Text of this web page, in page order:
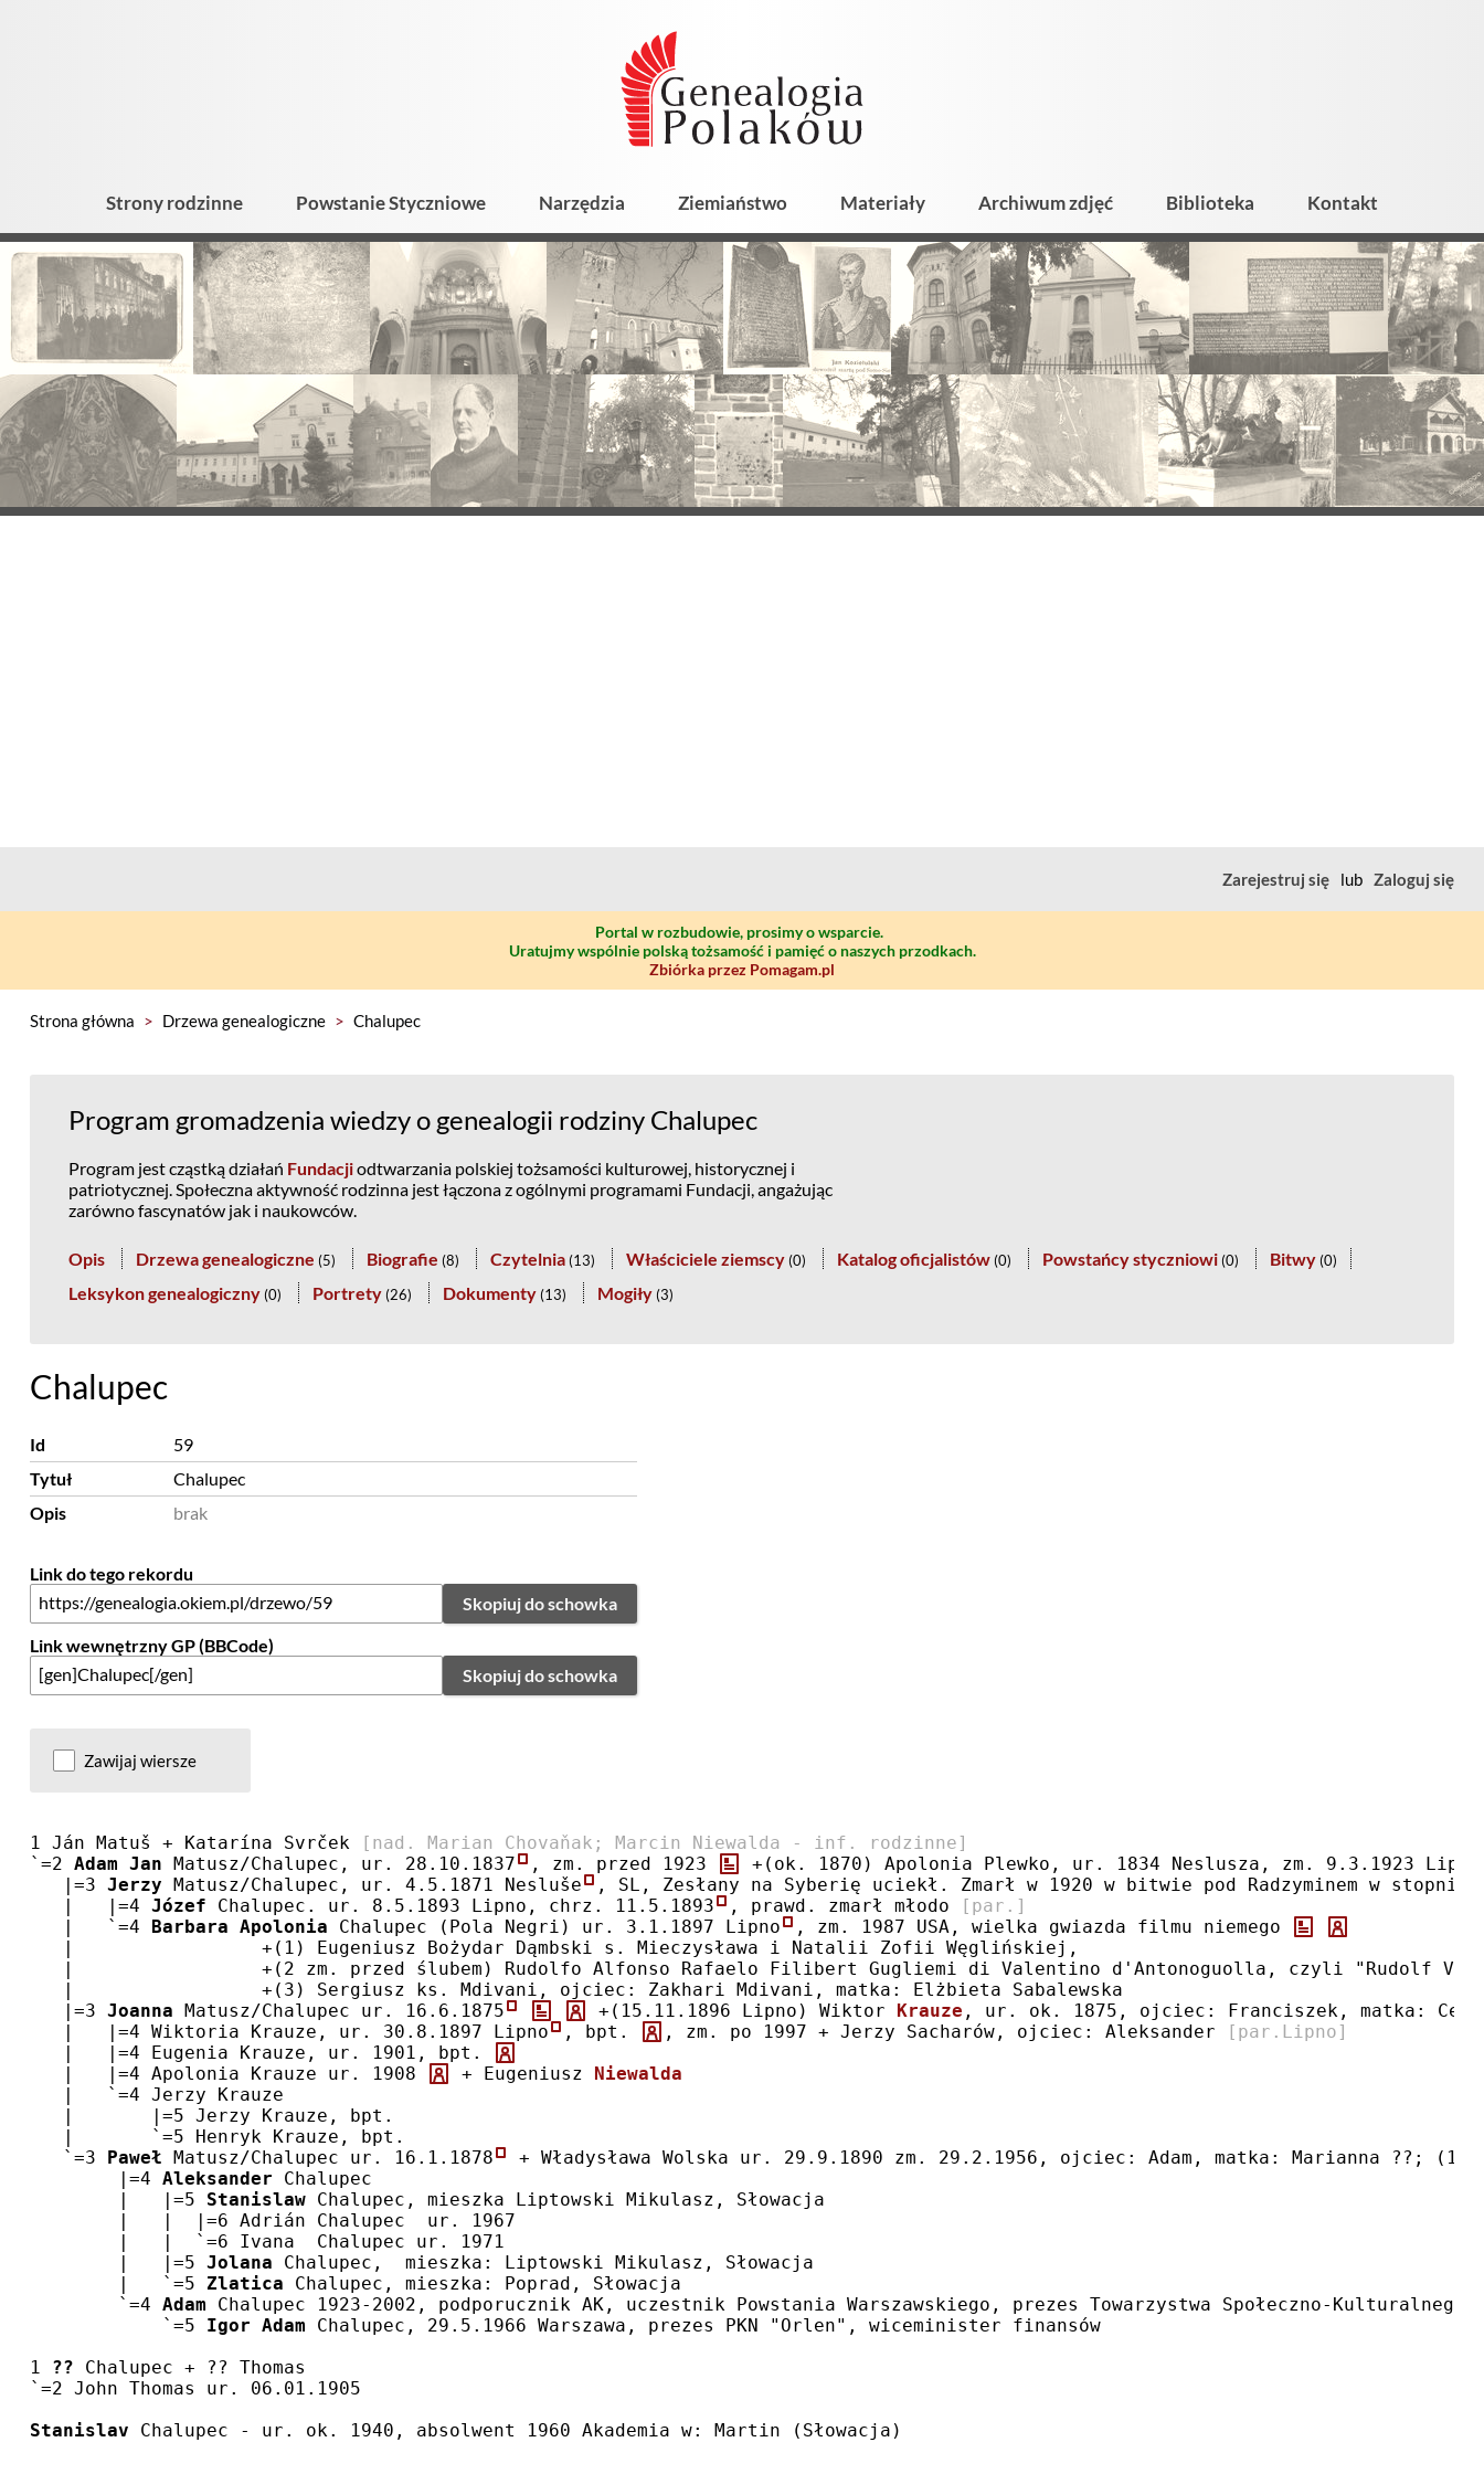
Strony rodzinne Powstanie Styczniowe Narzędzia Ziemiaństwo Materiały Archiwum zdjęć Biblioteka Kontakt
Zarejestruj się lub Zaloguj się
Portal w rozbudowie, prosimy o wsparcie.
Uratujmy wspólnie polską tożsamość i pamięć o naszych przodkach.
Zbiórka przez Pomagam.pl
Strona główna > Drzewa genealogiczne > Chalupec
Program gromadzenia wiedzy o genealogii rodziny Chalupec
Program jest cząstką działań Fundacjiodtwarzania polskiej tożsamości kulturowej, historycznej i
patriotycznej. Społeczna aktywność rodzinna jest łączona z ogólnymi programami Fundacji, angażując
zarówno fascynatów jak i naukowców.
Opis Drzewa genealogiczne (5) Biografie (8) Czytelnia (13) Właściciele ziemscy (0) Katalog oficjalistów (0) Powstańcy styczniowi (0) Bitwy (0)
Leksykon genealogiczny (0) Portrety (26) Dokumenty (13) Mogiły (3)
Chalupec
Id
59
Tytuł
Chalupec
Opis
brak
Link do tego rekordu
Skopiuj do schowka
Link wewnętrzny GP (BBCode)
Skopiuj do schowka
Zawijaj wiersze
1 Ján Matuš + Katarína Svrček
[nad. Marian Chovaňak; Marcin Niewalda - inf. rodzinne]
`=2 Adam Jan Matusz/Chalupec, ur. 28.10.1837 , zm. przed 1923
+(ok. 1870) Apolonia Plewko, ur. 1834 Neslusza, zm. 9.3.1923 Lipno
   |=3
Jerzy Matusz/Chalupec, ur. 4.5.1871 Nesluše
, SL, Zesłany na Syberię uciekł. Zmarł w 1920 w bitwie pod Radzyminem w
   |   |=4
Józef Chalupec. ur. 8.5.1893 Lipno, chrz. 11.5.1893 , prawd. zmarł młodo
[par.]
   |   `=4
Barbara Apolonia Chalupec (Pola Negri) ur. 3.1.1897 Lipno
, zm. 1987 USA, wielka gwiazda filmu niemego
   |                 +(1) Eugeniusz Bożydar Dąmbski s. Mieczysława i Natalii Zofii Węglińskiej,
|                 +(2 zm. przed ślubem) Rudolfo Alfonso Rafaelo Filibert Gugliemi di Valentino d'Antonoguolla, czyli "Rudolf
   |                 +(3) Sergiusz ks. Mdivani, ojciec: Zakhari Mdivani, matka: Elżbieta Sabalewska
   |=3
Joanna Matusz/Chalupec ur. 16.6.1875 +(15.11.1896 Lipno) Wiktor Krauze , ur. ok. 1875, ojciec: Franciszek, matka:
   |   |=4 Wiktoria Krauze, ur. 30.8.1897 Lipno
, bpt. , zm. po 1997 + Jerzy Sacharów, ojciec: Aleksander
[par.Lipno]
   |   |=4 Eugenia Krauze, ur. 1901, bpt.
   |   |=4 Apolonia Krauze ur. 1908
+ Eugeniusz Niewalda
   |   `=4 Jerzy Krauze
   |       |=5 Jerzy Krauze, bpt.
   |       `=5 Henryk Krauze, bpt.
   `=3
Paweł Matusz/Chalupec ur. 16.1.1878
+ Władysława Wolska ur. 29.9.1890 zm. 29.2.1956, ojciec: Adam, matka: Marianna ??;
        |=4
Aleksander Chalupec
        |   |=5
Stanislaw Chalupec, mieszka Liptowski Mikulasz, Słowacja
        |   |  |=6 Adrián Chalupec  ur. 1967
        |   |  `=6 Ivana  Chalupec ur. 1971
        |   |=5
Jolana Chalupec,  mieszka: Liptowski Mikulasz, Słowacja
        |   `=5
Zlatica Chalupec, mieszka: Poprad, Słowacja
        `=4
Adam Chalupec 1923-2002, podporucznik AK, uczestnik Powstania Warszawskiego, prezes Towarzystwa Społeczno-
            `=5
Igor Adam Chalupec, 29.5.1966 Warszawa, prezes PKN "Orlen", wiceminister finansów
1 ?? Chalupec + ?? Thomas
`=2 John Thomas ur. 06.01.1905
Stanislav Chalupec - ur. ok. 1940, absolwent 1960 Akademia w: Martin (Słowacja)